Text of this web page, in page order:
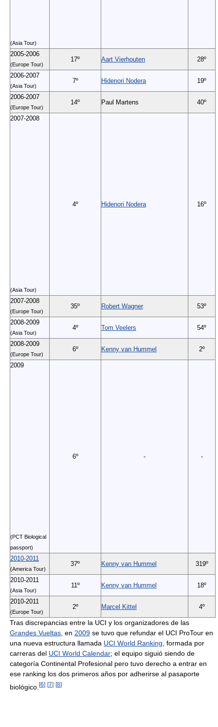
(Asia Tour)
2005-2006
(Europe Tour)
17º Aart Vierhouten 28º
2006-2007
(Asia Tour)
7º Hidenori Nodera 19º
2006-2007
(Europe Tour)
14º Paul Martens 40º
2007-2008
(Asia Tour)
4º Hidenori Nodera 16º
2007-2008
(Europe Tour)
35º Robert Wagner 53º
2008-2009
(Asia Tour)
4º Tom Veelers 54º
2008-2009
(Europe Tour)
6º Kenny van Hummel 2º
2009
(PCT Biological
passport)
6º - -
2010-2011
(America Tour)
37º Kenny van Hummel 319º
2010-2011
(Asia Tour)
11º Kenny van Hummel 18º
2010-2011
(Europe Tour)
2º Marcel Kittel 4º
Tras discrepancias entre la UCI y los organizadores de las
Grandes Vueltas , en 2009 se tuvo que refundar el UCI ProTour en
una nueva estructura llamada UCI World Ranking , formada por
carreras del UCI World Calendar; el equipo siguió siendo de
categoría Continental Profesional pero tuvo derecho a entrar en
ese ranking los dos primeros años por adherirse al pasaporte
biológico. [6] [7] [8]